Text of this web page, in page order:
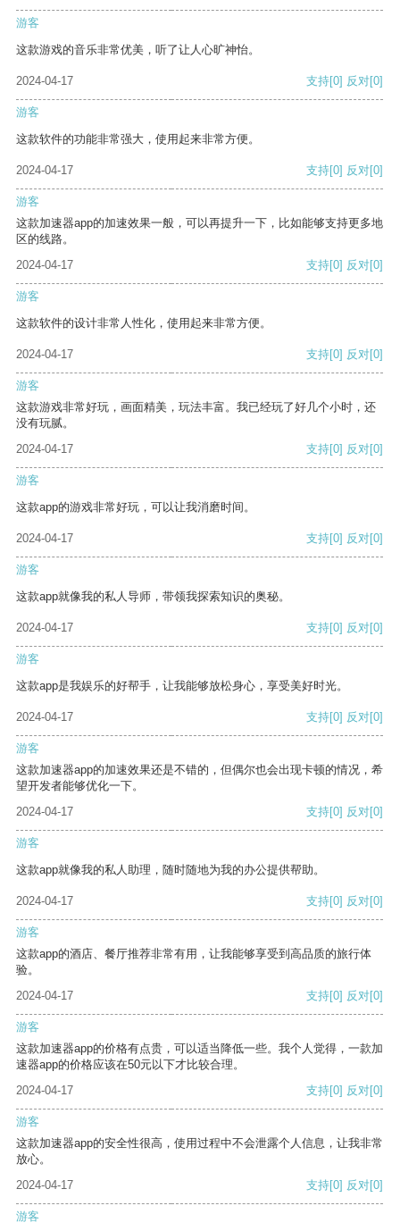
游客
这款游戏的音乐非常优美，听了让人心旷神怡。
2024-04-17 支持[0] 反对[0]
游客
这款软件的功能非常强大，使用起来非常方便。
2024-04-17 支持[0] 反对[0]
游客
这款加速器app的加速效果一般，可以再提升一下，比如能够支持更多地
区的线路。
2024-04-17
支持[0] 反对[0]
游客
这款软件的设计非常人性化，使用起来非常方便。
2024-04-17 支持[0] 反对[0]
游客
这款游戏非常好玩，画面精美，玩法丰富。我已经玩了好几个小时，还
没有玩腻。
2024-04-17
支持[0] 反对[0]
游客
这款app的游戏非常好玩，可以让我消磨时间。
2024-04-17 支持[0] 反对[0]
游客
这款app就像我的私人导师，带领我探索知识的奥秘。
2024-04-17 支持[0] 反对[0]
游客
这款app是我娱乐的好帮手，让我能够放松身心，享受美好时光。
2024-04-17 支持[0] 反对[0]
游客
这款加速器app的加速效果还是不错的，但偶尔也会出现卡顿的情况，希
望开发者能够优化一下。
2024-04-17
支持[0] 反对[0]
游客
这款app就像我的私人助理，随时随地为我的办公提供帮助。
2024-04-17 支持[0] 反对[0]
游客
这款app的酒店、餐厅推荐非常有用，让我能够享受到高品质的旅行体
验。
2024-04-17
支持[0] 反对[0]
游客
这款加速器app的价格有点贵，可以适当降低一些。我个人觉得，一款加
速器app的价格应该在50元以下才比较合理。
2024-04-17
支持[0] 反对[0]
游客
这款加速器app的安全性很高，使用过程中不会泄露个人信息，让我非常
放心。
2024-04-17
支持[0] 反对[0]
游客